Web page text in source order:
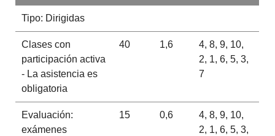
Tipo: Dirigidas
Clases con
participación activa
- La asistencia es
obligatoria
40 1,6
4, 8, 9, 10,
2, 1, 6, 5, 3,
7
Evaluación:
exámenes
15 0,6
4, 8, 9, 10,
2, 1, 6, 5, 3,